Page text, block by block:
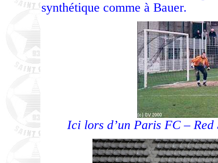
synthétique comme à Bauer.
Ici lors d’un Paris FC – Red